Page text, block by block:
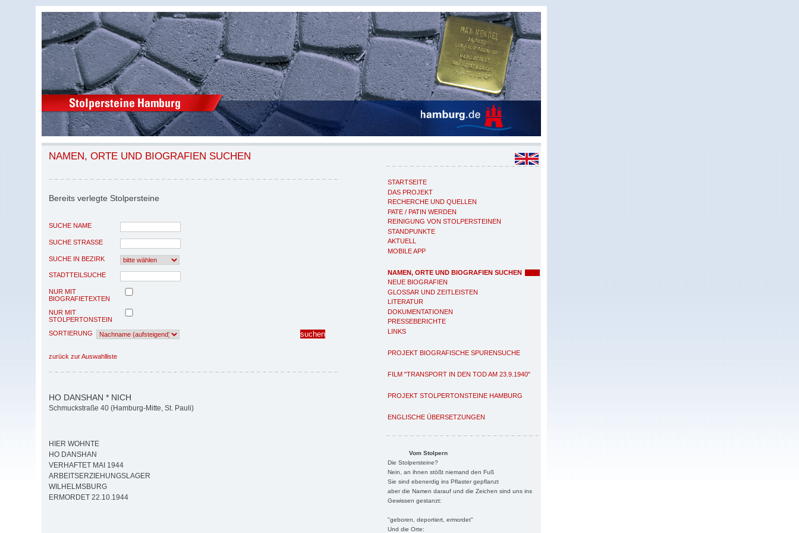
STARTSEITE
DAS PROJEKT
RECHERCHE UND QUELLEN
PATE / PATIN WERDEN
REINIGUNG VON STOLPERSTEINEN
STANDPUNKTE
AKTUELL
MOBILE APP
NAMEN, ORTE UND BIOGRAFIEN SUCHEN
NEUE BIOGRAFIEN
GLOSSAR UND ZEITLEISTEN
LITERATUR
DOKUMENTATIONEN
PRESSEBERICHTE
LINKS
PROJEKT BIOGRAFISCHE SPURENSUCHE
FILM "TRANSPORT IN DEN TOD AM 23.9.1940"
PROJEKT STOLPERTONSTEINE HAMBURG
ENGLISCHE ÜBERSETZUNGEN
Vom Stolpern
Die Stolpersteine?
Nein, an ihnen stößt niemand den Fuß
Sie sind ebenerdig ins Pflaster gepflanzt
aber die Namen darauf und die Zeichen sind uns ins
Gewissen gestanzt:
"geboren, deportiert, ermordet"
Und die Orte:
NAMEN, ORTE UND BIOGRAFIEN SUCHEN
Bereits verlegte Stolpersteine
SUCHE NAME
SUCHE STRASSE
SUCHE IN BEZIRK
STADTTEILSUCHE
NUR MIT
BIOGRAFIETEXTEN
NUR MIT
STOLPERTONSTEIN
SORTIERUNG
zurück zur Auswahlliste
HO DANSHAN * NICH
Schmuckstraße 40 (Hamburg-Mitte, St. Pauli)
HIER WOHNTE
HO DANSHAN
VERHAFTET MAI 1944
ARBEITSERZIEHUNGSLAGER
WILHELMSBURG
ERMORDET 22.10.1944